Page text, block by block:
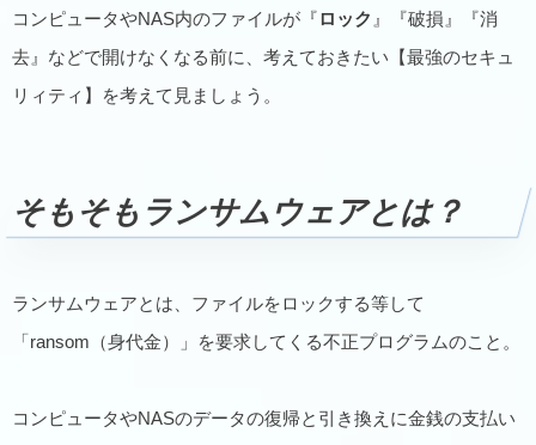
コンピュータやNAS内のファイルが『ロック 』『破損』『消
去』などで開けなくなる前に、考えておきたい【最強のセキュ
リィティ】を考えて見ましょう。
そもそもランサムウェアとは？
ランサムウェアとは、ファイルをロックする等して
「ransom（身代金）」を要求してくる不正プログラムのこと。
コンピュータやNASのデータの復帰と引き換えに金銭の支払い